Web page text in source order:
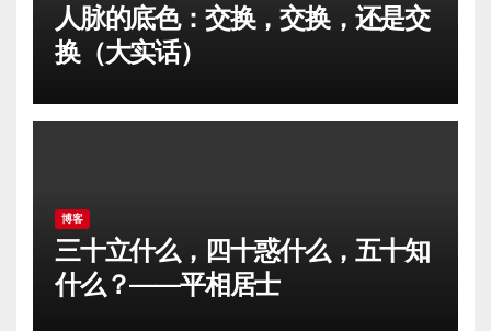
人脉的底色：交换，交换，还是交
换（大实话）
博客
三十立什么，四十惑什么，五十知
什么？——平相居士